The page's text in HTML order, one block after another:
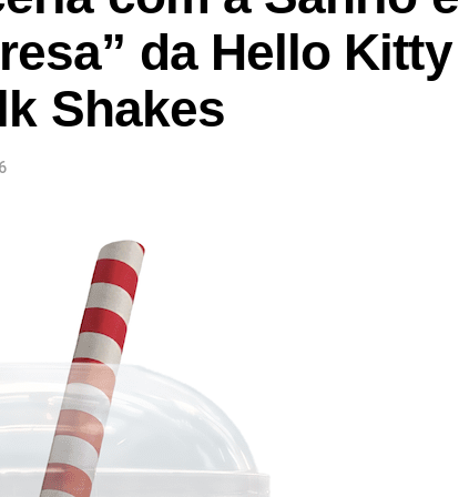
atualizações e atrações do evento serão
nos próximos meses.da Hello Kitty
Shakes